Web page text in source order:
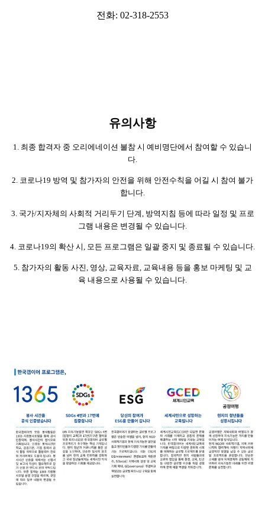
전화: 02-318-2553
유의사항
1. 최종 합격자 중 오리에네이션 불참 시 예비명단에서 참여할 수 있습니
다.
2. 코로나19 방역 및 참가자의 안전을 위해 안전수칙을 어길 시 참여 불가
합니다.
3. 국가/지자체의 사회적 거리두기 단계, 방역지침 등에 따라 일정 및 프로
그램 내용은 변경될 수 있습니다.
4. 코로나19의 확산 시, 모든 프로그램은 일괄 중지 및 종료될 수 있습니다.
5. 참가자의 활동 사진, 영상, 교육자료, 교육내용 등을 홍보 마케팅 및 교
육 내용으로 사용될 수 있습니다.